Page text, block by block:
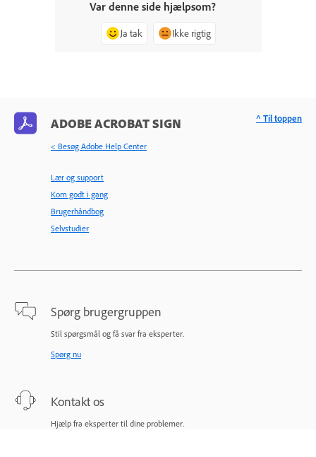
Var denne side hjælpsom?
Ja tak Ikke rigtig
ADOBE ACROBAT SIGN
< Besøg Adobe Help Center
Lær og support
Kom godt i gang
Brugerhåndbog
Selvstudier
Spørg brugergruppen
Stil spørgsmål og få svar fra eksperter.
Spørg nu
Kontakt os
Hjælp fra eksperter til dine problemer.
^ Til toppen